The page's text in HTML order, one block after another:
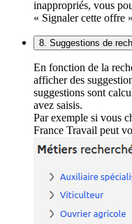
inappropriés, vous
« Signaler cette offre
8. Suggestions de
En fonction de la
afficher des
suggestions sont
avez saisis.
Par exemple si vous
France Travail peut